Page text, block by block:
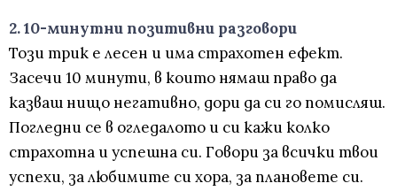
2. 10-минутни позитивни разговори
Този трик е лесен и има страхотен ефект.
Засечи 10 минути, в които нямаш право да
казваш нищо негативно, дори да си го помисляш.
Погледни се в огледалото и си кажи колко
страхотна и успешна си. Говори за всички твои
успехи, за любимите си хора, за плановете си.